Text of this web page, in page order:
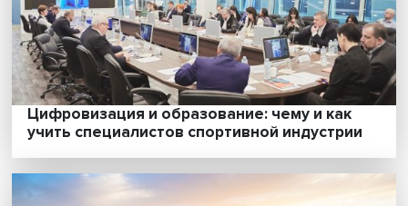
масштабы, причины, возвращения